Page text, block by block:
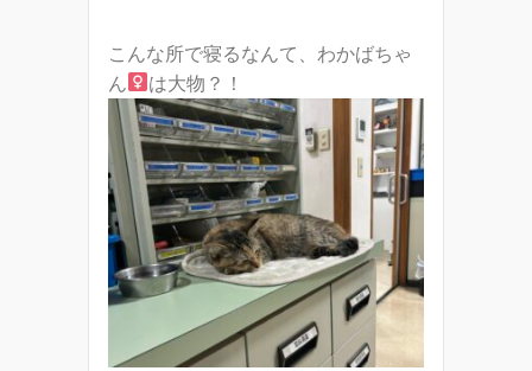
こんな所で寝るなんて、わかばちゃ
ん
は大物？！